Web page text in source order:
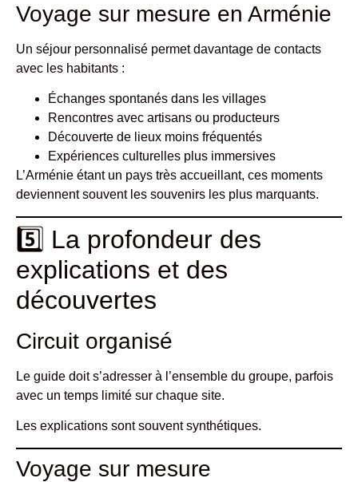
Voyage sur mesure en Arménie
Un séjour personnalisé permet davantage de contacts
avec les habitants :
Échanges spontanés dans les villages
Rencontres avec artisans ou producteurs
Découverte de lieux moins fréquentés
Expériences culturelles plus immersives
L’Arménie étant un pays très accueillant, ces moments
deviennent souvent les souvenirs les plus marquants.
5️⃣ La profondeur des
explications et des
découvertes
Circuit organisé
Le guide doit s’adresser à l’ensemble du groupe, parfois
avec un temps limité sur chaque site.
Les explications sont souvent synthétiques.
Voyage sur mesure